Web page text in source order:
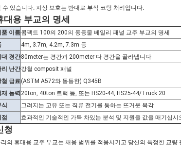
수 있습니다. 지상 보호는 반대로 부식 코팅 처리입니다.
대용 부교의 명세
품 이름콤팩트 100의 200의 동등물 베일리 패널 교주 부교의 명세
4m, 3.7m, 4.2m, 7.3m 등
대 경간80meter는 경간과 200meter 다 경간을 골라냅니다
리 난간강철 composit 패널
철 급료(ASTM A572와 동등한) Q345B
재 능력 20ton, 40ton 트럭 등, 또는 HS20-44, HS25-44/Truck 20
식
그려지는 고유 또는 직류 전기를 통하는 뜨거운 복각
점
효과적인 기술적인 가득 차있는 분석 및 지원을 값을 매기십시
청
리의 휴대용 교주 부교는 채용 범위를 적응시키고 당신의 특정한 교